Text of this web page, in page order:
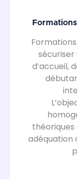
d’accueil,
théoriques
adéquation